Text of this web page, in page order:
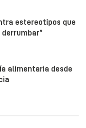
estereotipos que
alimentaria desde